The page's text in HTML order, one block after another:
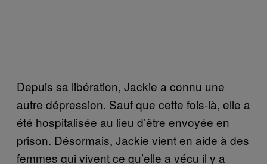
Depuis sa libération, Jackie a connu une
autre dépression. Sauf que cette fois-là, elle a
été hospitalisée au lieu d’être envoyée en
prison. Désormais, Jackie vient en aide à des
femmes qui vivent ce qu’elle a vécu il y a